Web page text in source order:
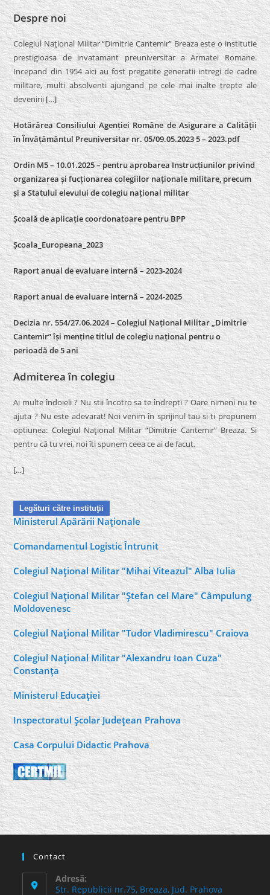
Despre noi
Colegiul Naţional Militar “Dimitrie Cantemir” Breaza este o institutie
prestigioasa de invatamant preuniversitar a Armatei Romane.
Incepand din 1954 aici au fost pregatite generatii intregi de cadre
militare, multi absolventi ajungand pe cele mai inalte trepte ale
devenirii […]
Hotărârea Consiliului Agenției Române de Asigurare a Calității
în Învățământul Preuniversitar nr. 05/09.05.2023 5 – 2023.pdf
Ordin M5 – 10.01.2025 – pentru aprobarea Instrucțiunilor privind
organizarea și fucționarea colegiilor naționale militare, precum
și a Statului elevului de colegiu național militar
Școală de aplicație coordonatoare pentru BPP
Școala_Europeana_2023
Raport anual de evaluare internă – 2023-2024
Raport anual de evaluare internă –2024-2025
Decizia nr. 554/27.06.2024 – Colegiul Național Militar „Dimitrie
Cantemir” își menține titlul de colegiu național pentru o
perioadă de 5 ani
Admiterea în colegiu
Ai multe îndoieli ? Nu stii încotro sa te îndrepti ? Oare nimeni nu te
ajuta ? Nu este adevarat! Noi venim în sprijinul tau si-ti propunem
optiunea: Colegiul Naţional Militar “Dimitrie Cantemir” Breaza. Si
pentru că tu vrei, noi îti spunem ceea ce ai de facut.
[…]
Legături către instituţii
Ministerul Apărării Naţionale
Comandamentul Logistic Întrunit
Colegiul Naţional Militar "Mihai Viteazul" Alba Iulia
Colegiul Naţional Militar "Ştefan cel Mare" Câmpulung
Moldovenesc
Colegiul Naţional Militar "Tudor Vladimirescu" Craiova
Colegiul Naţional Militar "Alexandru Ioan Cuza"
Constanţa
Ministerul Educaţiei
Inspectoratul Şcolar Judeţean Prahova
Casa Corpului Didactic Prahova
Contact
Adresă:
Str. Republicii nr.75, Breaza, Jud. Prahova